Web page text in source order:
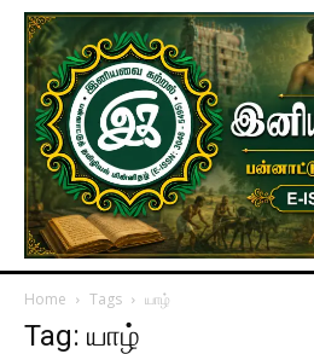
Home Tags யாழ்
Tag: யாழ்